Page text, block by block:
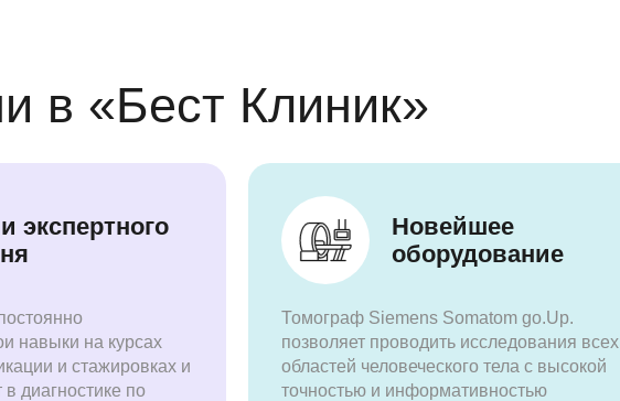
в «Бест Клиник»
экспертного
навыки на курсах
и стажировках и
диагностике по
Новейшее
оборудование
Томограф Siemens Somatom go.Up.
позволяет проводить исследования всех
областей человеческого тела с высокой
точностью и информативностью